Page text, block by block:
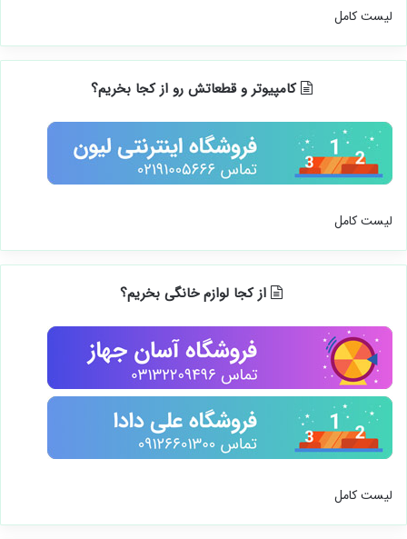
لیست کامل
کامپیوتر و قطعاتش رو از کجا بخریم؟
لیست کامل
از کجا لوازم خانگی بخریم؟
لیست کامل